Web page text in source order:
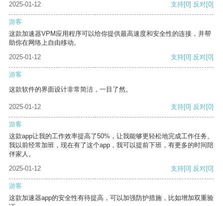
2025-01-12
支持[0] 反对[0]
游客
这款加速器VPM应用程序可以给你提供最高速度和安全性的连接，并帮
助你在网络上自由移动。
2025-01-12
支持[0] 反对[0]
游客
这款软件的界面设计非常简洁，一目了然。
2025-01-12 支持[0] 反对[0]
游客
这款app让我的工作效率提高了50%，让我能够更轻松地完成工作任务。
我以前经常加班，现在有了这个app，我可以提前下班，有更多的时间陪
伴家人。
2025-01-12
支持[0] 反对[0]
游客
这款加速器app的安全性有待提高，可以加强防护措施，比如增加双重验